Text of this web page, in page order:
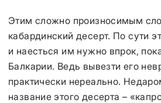
Этим сложно произносимым
кабардинский десерт. По сути
и наесться им нужно впрок,
Балкарии. Ведь вывезти его
практически нереально.
название этого десерта –